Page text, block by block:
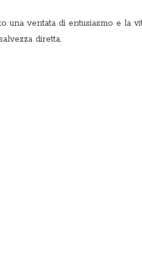
una ventata di entusiasmo e la
diretta.